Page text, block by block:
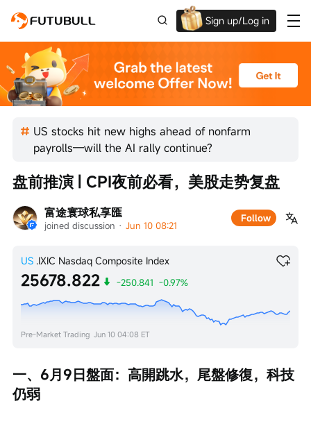
Sign up/Log in
Up to $1,600 Welcome Rewards!
US stocks hit new highs ahead of nonfarm
payrolls—will the AI rally continue?
富途寰球私享匯
joined discussion · Jun 10 08:21
Follow
盘前推演 | CPI夜前必看，美股走势复盘
US .IXIC Nasdaq Composite Index
25678.822 -250.841 -0.97%
Pre-Market Trading Jun 10 04:08 ET
一、6月9日盤面：高開跳水，尾盤修復，科技
仍弱